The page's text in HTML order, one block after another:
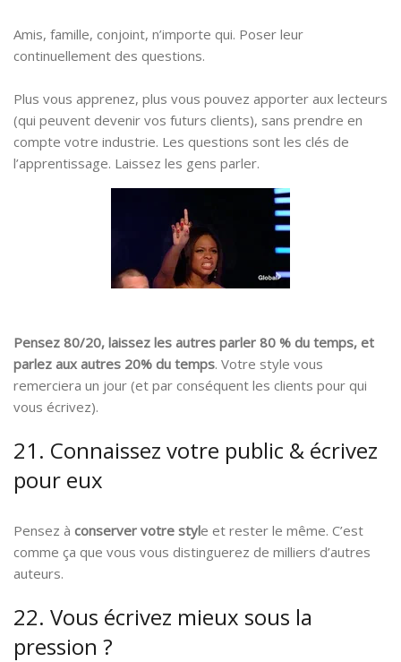
Amis, famille, conjoint, n’importe qui. Poser leur
continuellement des questions.
Plus vous apprenez, plus vous pouvez apporter aux lecteurs
(qui peuvent devenir vos futurs clients), sans prendre en
compte votre industrie. Les questions sont les clés de
l’apprentissage. Laissez les gens parler.
Pensez 80/20, laissez les autres parler 80 % du temps, et
parlez aux autres 20% du temps. Votre style vous
remerciera un jour (et par conséquent les clients pour qui
vous écrivez).
21. Connaissez votre public & écrivez
pour eux
Pensez à conserver votre style et rester le même. C’est
comme ça que vous vous distinguerez de milliers d’autres
auteurs.
22. Vous écrivez mieux sous la
pression ?